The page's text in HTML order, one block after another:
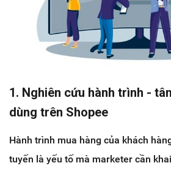
1. Nghiên cứu hành trình -
dùng trên Shopee
Hành trình mua hàng của khách
tuyến là yếu tố mà marketer cần